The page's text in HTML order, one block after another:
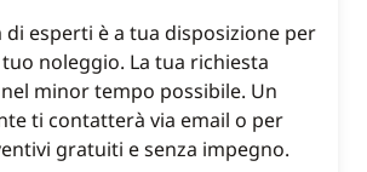
esperti è a tua disposizione per
noleggio. La tua richiesta
minor tempo possibile. Un
ti contatterà via email o per
gratuiti e senza impegno.